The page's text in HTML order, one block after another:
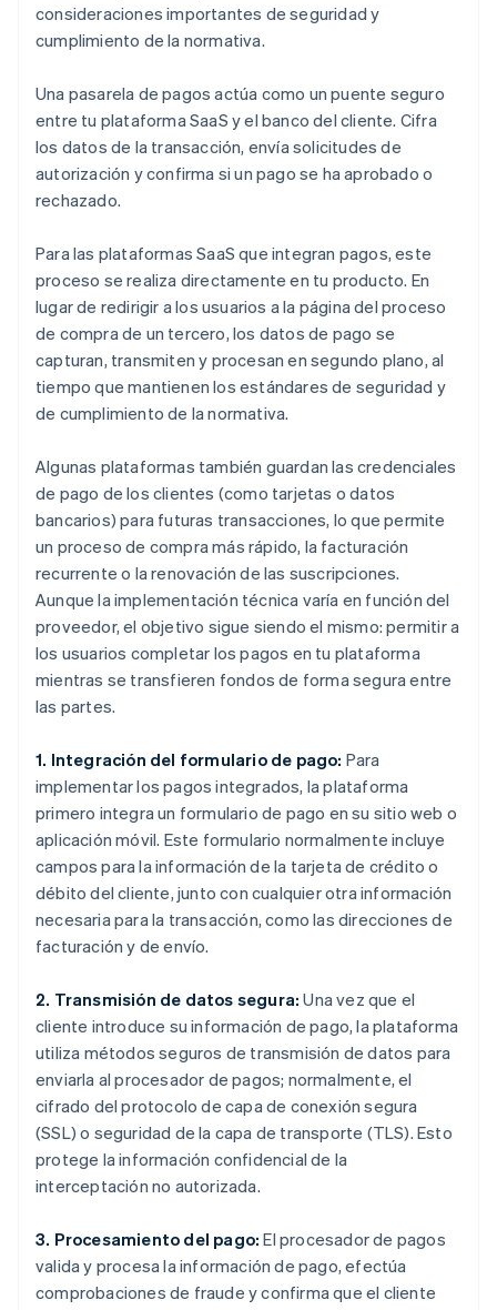
consideraciones importantes de seguridad y
cumplimiento de la normativa.
Una pasarela de pagos actúa como un puente seguro
entre tu plataforma SaaS y el banco del cliente. Cifra
los datos de la transacción, envía solicitudes de
autorización y confirma si un pago se ha aprobado o
rechazado.
Para las plataformas SaaS que integran pagos, este
proceso se realiza directamente en tu producto. En
lugar de redirigir a los usuarios a la página del proceso
de compra de un tercero, los datos de pago se
capturan, transmiten y procesan en segundo plano, al
tiempo que mantienen los estándares de seguridad y
de cumplimiento de la normativa.
Algunas plataformas también guardan las credenciales
de pago de los clientes (como tarjetas o datos
bancarios) para futuras transacciones, lo que permite
un proceso de compra más rápido, la facturación
recurrente o la renovación de las suscripciones.
Aunque la implementación técnica varía en función del
proveedor, el objetivo sigue siendo el mismo: permitir a
los usuarios completar los pagos en tu plataforma
mientras se transfieren fondos de forma segura entre
las partes.
1. Integración del formulario de pago: Para
implementar los pagos integrados, la plataforma
primero integra un formulario de pago en su sitio web o
aplicación móvil. Este formulario normalmente incluye
campos para la información de la tarjeta de crédito o
débito del cliente, junto con cualquier otra información
necesaria para la transacción, como las direcciones de
facturación y de envío.
2. Transmisión de datos segura: Una vez que el
cliente introduce su información de pago, la plataforma
utiliza métodos seguros de transmisión de datos para
enviarla al procesador de pagos; normalmente, el
cifrado del protocolo de capa de conexión segura
(SSL) o seguridad de la capa de transporte (TLS). Esto
protege la información confidencial de la
interceptación no autorizada.
3. Procesamiento del pago: El procesador de pagos
valida y procesa la información de pago, efectúa
comprobaciones de fraude y confirma que el cliente